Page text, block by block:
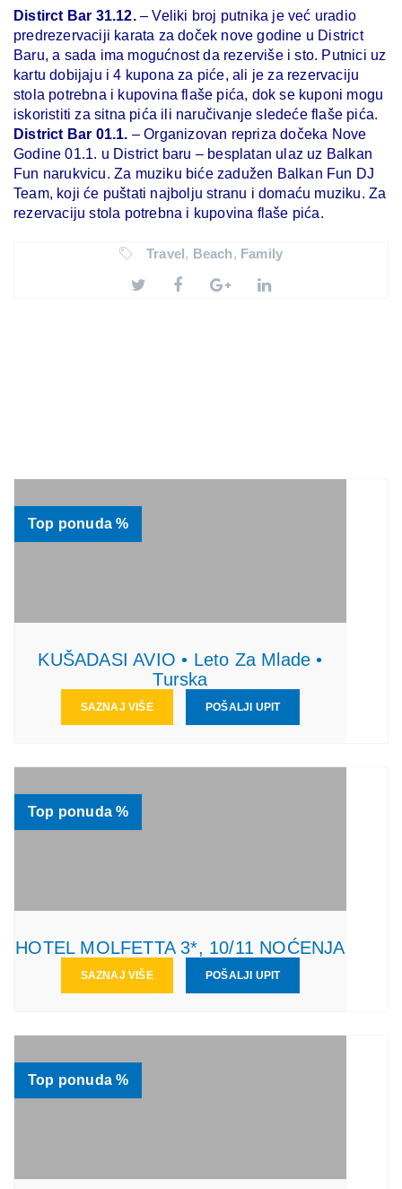
Distirct Bar 31.12.– Veliki broj putnika je već uradio
predrezervaciji karata za doček nove godine u District
Baru, a sada ima mogućnost da rezerviše i sto. Putnici uz
kartu dobijaju i 4 kupona za piće, ali je za rezervaciju
stola potrebna i kupovina flaše pića, dok se kuponi mogu
iskoristiti za sitna pića ili naručivanje sledeće flaše pića.
District Bar 01.1. – Organizovan repriza dočeka Nove
Godine 01.1. u District baru – besplatan ulaz uz Balkan
Fun narukvicu. Za muziku biće zadužen Balkan Fun DJ
Team, koji će puštati najbolju stranu i domaću muziku. Za
rezervaciju stola potrebna i kupovina flaše pića.
Travel, Beach, Family
KUŠADASI AVIO • Leto Za Mlade •
Turska
SAZNAJ VIŠE POŠALJI UPIT
Top ponuda %
HOTEL MOLFETTA 3*, 10/11 NOĆENJA
SAZNAJ VIŠE POŠALJI UPIT
Top ponuda %
Top ponuda %